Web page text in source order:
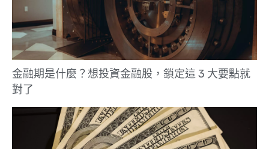
金融期是什麼？想投資金融股，鎖定這 3 大要點就
對了